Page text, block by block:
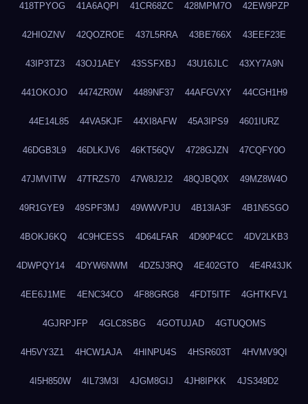
418TPYOG 41A6AQPI 41CR68ZC 428MPM7O 42EW9PZP
42HIOZNV 42QOZROE 437L5RRA 43BE766X 43EEF23E
43IP3TZ3 43OJ1AEY 43SSFXBJ 43U16JLC 43XY7A9N
441OKOJO 4474ZR0W 4489NF37 44AFGVXY 44CGH1H9
44E14L85 44VA5KJF 44XI8AFW 45A3IPS9 4601IURZ
46DGB3L9 46DLKJV6 46KT56QV 4728GJZN 47CQFY0O
47JMVITW 47TRZS70 47W8J2J2 48QJBQ0X 49MZ8W4O
49R1GYE9 49SPF3MJ 49WWVPJU 4B13IA3F 4B1N5SGO
4BOKJ6KQ 4C9HCESS 4D64LFAR 4D90P4CC 4DV2LKB3
4DWPQY14 4DYW6NWM 4DZ5J3RQ 4E402GTO 4E4R43JK
4EE6J1ME 4ENC34CO 4F88GRG8 4FDT5ITF 4GHTKFV1
4GJRPJFP 4GLC8SBG 4GOTUJAD 4GTUQOMS
4H5VY3Z1 4HCW1AJA 4HINPU4S 4HSR603T 4HVMV9QI
4I5H850W 4IL73M3I 4JGM8GIJ 4JH8IPKK 4JS349D2